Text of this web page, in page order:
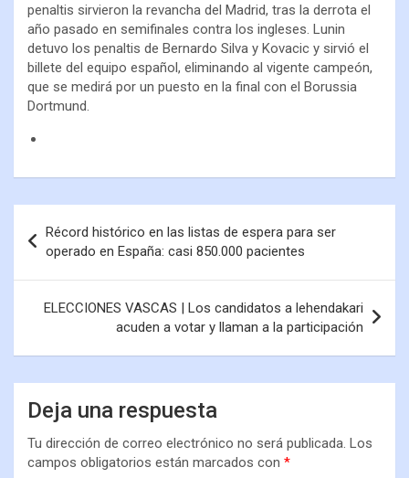
penaltis sirvieron la revancha del Madrid, tras la derrota el
año pasado en semifinales contra los ingleses. Lunin
detuvo los penaltis de Bernardo Silva y Kovacic y sirvió el
billete del equipo español, eliminando al vigente campeón,
que se medirá por un puesto en la final con el Borussia
Dortmund.
Récord histórico en las listas de espera para ser
operado en España: casi 850.000 pacientes
ELECCIONES VASCAS | Los candidatos a lehendakari
acuden a votar y llaman a la participación
Deja una respuesta
Tu dirección de correo electrónico no será publicada. Los
campos obligatorios están marcados con *